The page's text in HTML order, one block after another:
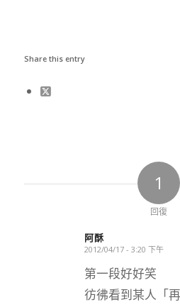
Share this entry
1
回復
阿酥
says:
2012/04/17 - 3:20 下午
第一段好好笑
彷彿看到某人「